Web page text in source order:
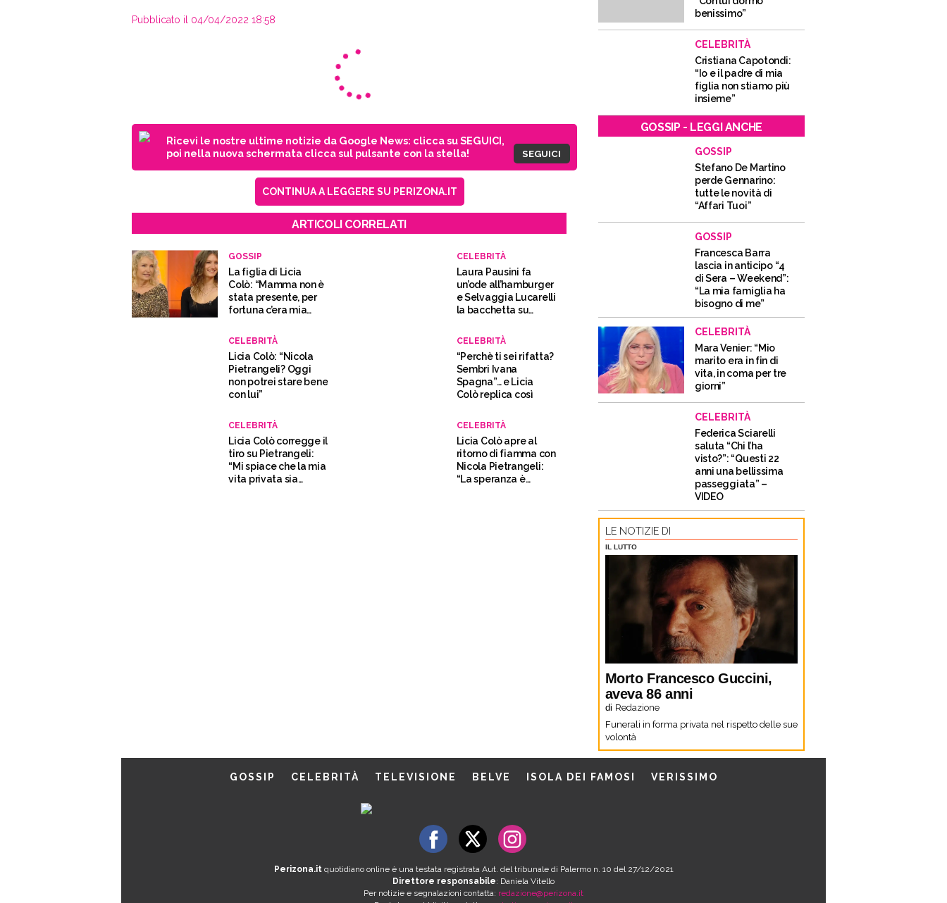
Pubblicato il 04/04/2022 18:58
Ricevi le nostre ultime notizie da Google News: clicca su SEGUICI,
poi nella nuova schermata clicca sul pulsante con la stella!
SEGUICI
CONTINUA A LEGGERE SU PERIZONA.IT
ARTICOLI CORRELATI
GOSSIP
La figlia di Licia
Colò: “Mamma non è
stata presente, per
fortuna c’era mia
CELEBRITÀ
Laura Pausini fa
un’ode all’hamburger
e Selvaggia Lucarelli
la bacchetta su
CELEBRITÀ
Licia Colò: “Nicola
Pietrangeli? Oggi
non potrei stare bene
con lui”
CELEBRITÀ
“Perchè ti sei rifatta?
Sembri Ivana
Spagna”… e Licia
Colò replica così
CELEBRITÀ
Licia Colò corregge il
tiro su Pietrangeli:
“Mi spiace che la mia
vita privata sia
CELEBRITÀ
Licia Colò apre al
ritorno di fiamma con
Nicola Pietrangeli:
“La speranza è
benissimo”
CELEBRITÀ
Cristiana Capotondi:
“Io e il padre di mia
figlia non stiamo più
insieme”
GOSSIP - LEGGI ANCHE
GOSSIP
Stefano De Martino
perde Gennarino:
tutte le novità di
“Affari Tuoi”
GOSSIP
Francesca Barra
lascia in anticipo “4
di Sera – Weekend”:
“La mia famiglia ha
bisogno di me”
CELEBRITÀ
Mara Venier: “Mio
marito era in fin di
vita, in coma per tre
giorni”
CELEBRITÀ
Federica Sciarelli
saluta “Chi l’ha
visto?”: “Questi 22
anni una bellissima
passeggiata” –
VIDEO
LE NOTIZIE DI
IL LUTTO
Morto Francesco Guccini,
aveva 86 anni
di Redazione
Funerali in forma privata nel rispetto delle sue
volontà
GOSSIP CELEBRITÀ TELEVISIONE BELVE ISOLA DEI FAMOSI VERISSIMO
Perizona.itquotidiano online è una testata registrata Aut. del tribunale di Palermo n. 10 del 27/12/2021
Direttore responsabile: Daniela Vitello
Per notizie e segnalazioni contatta: redazione@perizona.it